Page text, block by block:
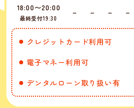
18:00〜20:00
最終受付19:30
－ － － －
クレジットカード利用可
電子マネー利用可
デンタルローン取り扱い有